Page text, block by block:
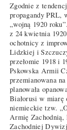
Zgodnie z
propagandy PRL,
„wojną 1920
z 24 kwietnia
ochotnicy z
Lidzkiej i
przełomie 1918 i
Pskowska Armii
przemianowana
planowała
Białorusi w miarę
niemieckie tzw.
Armię Zachodnią,
Zachodniej